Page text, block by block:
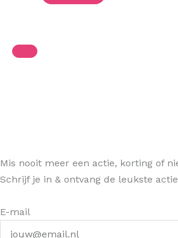
Mis nooit meer een actie, korting of
Schrijf je in & ontvang de leukste
E-mail